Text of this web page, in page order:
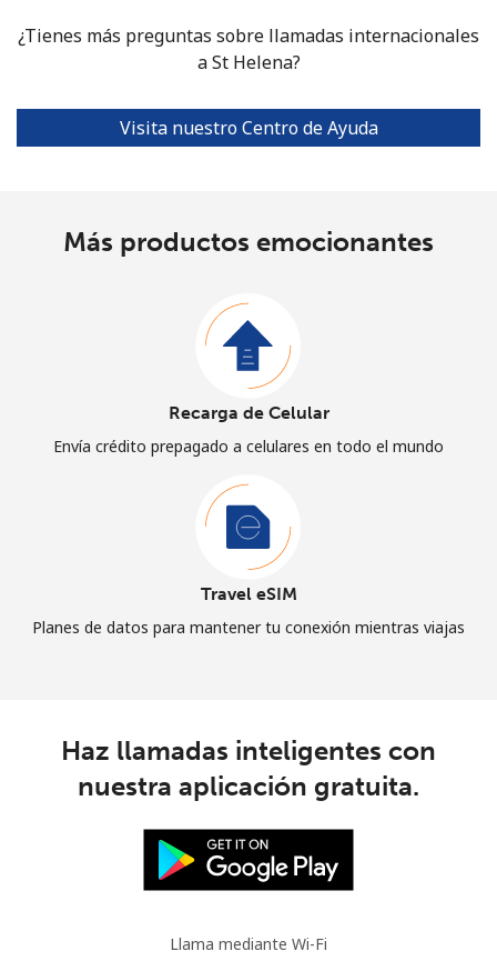
¿Tienes más preguntas sobre llamadas internacionales
a St Helena?
Visita nuestro Centro de Ayuda
Más productos emocionantes
Recarga de Celular
Envía crédito prepagado a celulares en todo el mundo
Travel eSIM
Planes de datos para mantener tu conexión mientras viajas
Haz llamadas inteligentes con
nuestra aplicación gratuita.
Llama mediante Wi-Fi